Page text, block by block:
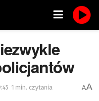
1 min. czytania AA